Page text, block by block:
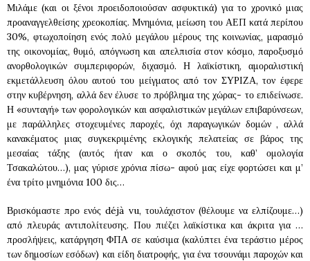
Μιλάμε (και οι ξένοι προειδοποιούσαν ασφυκτικά) για το χρονικό μιας
προαναγγελθείσης χρεοκοπίας. Μνημόνια, μείωση του ΑΕΠ κατά περίπου
30%, φτωχοποίηση ενός πολύ μεγάλου μέρους της κοινωνίας, μαρασμό
της οικονομίας, θυμό, απόγνωση και απελπισία στον κόσμο, παροξυσμό
ανορθολογικών συμπεριφορών, διχασμό. Η λαϊκίστικη, αμοραλιστική
εκμετάλλευση όλου αυτού του μείγματος από τον ΣΥΡΙΖΑ, τον έφερε
στην κυβέρνηση, αλλά δεν έλυσε το πρόβλημα της χώρας- το επιδείνωσε.
Η «συνταγή» των φορολογικών και ασφαλιστικών μεγάλων επιβαρύνσεων,
με παράλληλες στοχευμένες παροχές, όχι παραγωγικών δομών , αλλά
κανακέματος μιας συγκεκριμένης εκλογικής πελατείας σε βάρος της
μεσαίας τάξης (αυτός ήταν και ο σκοπός του, καθ’ ομολογία
Τσακαλώτου…), μας γύρισε χρόνια πίσω- αφού μας είχε φορτώσει και μ’
ένα τρίτο μνημόνια 100 δις…
Βρισκόμαστε προ ενός déjà vu, τουλάχιστον (θέλουμε να ελπίζουμε…)
από πλευράς αντιπολίτευσης. Που πιέζει λαϊκίστικα και άκριτα για …
προσλήψεις, κατάργηση ΦΠΑ σε καύσιμα (καλύπτει ένα τεράστιο μέρος
των δημοσίων εσόδων) και είδη διατροφής, για ένα τσουνάμι παροχών και